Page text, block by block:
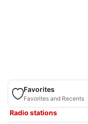
Favorites
Favorites and Recents
Radio stations